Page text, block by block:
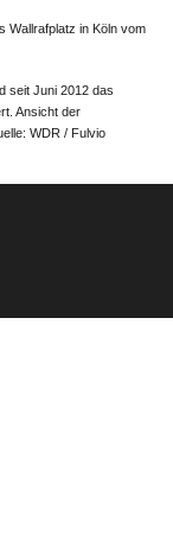
Wallrafplatz in Köln vom
seit Juni 2012 das
Ansicht der
WDR / Fulvio